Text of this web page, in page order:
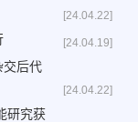
[24.04.22]
[24.04.19]
[24.04.22]
交后代
研究获